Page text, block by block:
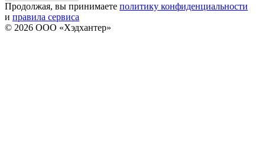
Продолжая, вы принимаете политику конфиденциальности
и правила сервиса
© 2026 ООО «Хэдхантер»